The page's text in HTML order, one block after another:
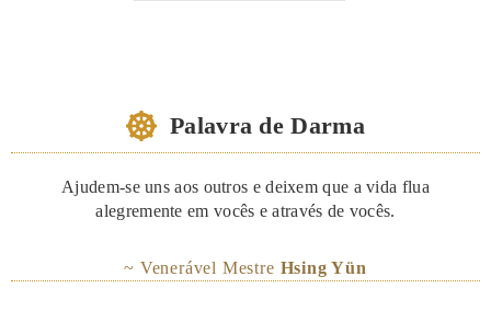
Palavra de Darma
Ajudem-se uns aos outros e deixem que a vida flua
alegremente em vocês e através de vocês.
~ Venerável Mestre Hsing Yün